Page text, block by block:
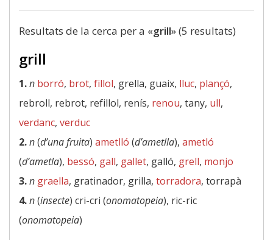
Resultats de la cerca per a «grill» (5 resultats)
grill
1.n borró, brot, fillol, grella, guaix, lluc, plançó,
rebroll, rebrot, refillol, renís, renou, tany, ull,
verdanc, verduc
2.n(d’una fruita) ametlló (d’ametlla), ametló
(d’ametla), bessó, gall, gallet, galló, grell, monjo
3.n graella, gratinador, grilla, torradora, torrapà
4.n(insecte) cri-cri (onomatopeia), ric-ric
(onomatopeia)